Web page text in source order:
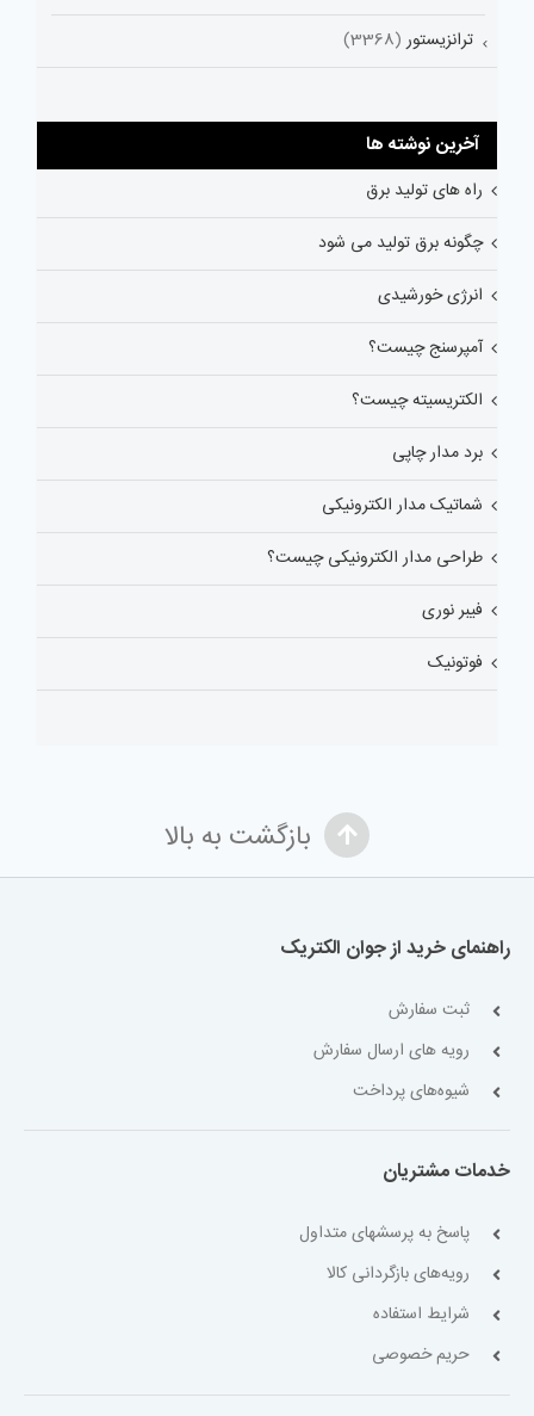
ترانزیستور (3368)
آخرین نوشته ها
راه های تولید برق
چگونه برق تولید می شود
انرژی خورشیدی
آمپرسنج چیست؟
الکتریسیته چیست؟
برد مدار چاپی
شماتیک مدار الکترونیکی
طراحی مدار الکترونیکی چیست؟
فیبر نوری
فوتونیک
بازگشت به بالا
راهنمای خرید از جوان الکتریک
ثبت سفارش
رویه های ارسال سفارش
شیوه‌های پرداخت
خدمات مشتریان
پاسخ به پرسشهای متداول
رویه‌های بازگردانی کالا
شرایط استفاده
حریم خصوصی